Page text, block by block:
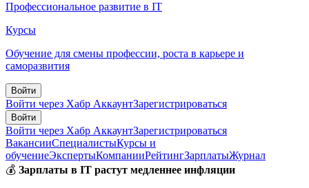
Профессиональное развитие в IT
Курсы
Обучение для смены профессии, роста в карьере и
саморазвития
Войти
Войти через Хабр АккаунтЗарегистрироваться
Войти
Войти через Хабр АккаунтЗарегистрироваться
ВакансииСпециалистыКурсы и
обучениеЭкспертыКомпанииРейтингЗарплатыЖурнал
💰 Зарплаты в IT растут медленнее инфляции